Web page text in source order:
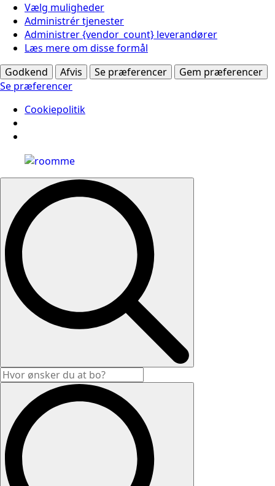
Vælg muligheder
Administrér tjenester
Administrer {vendor_count} leverandører
Læs mere om disse formål
Godkend
Afvis Se præferencer
Gem præferencer
Se præferencer
Cookiepolitik
Search